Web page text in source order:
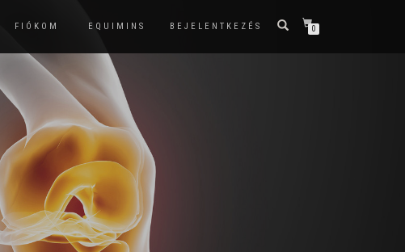
FIÓKOM EQUIMINS BEJELENTKEZÉS 0